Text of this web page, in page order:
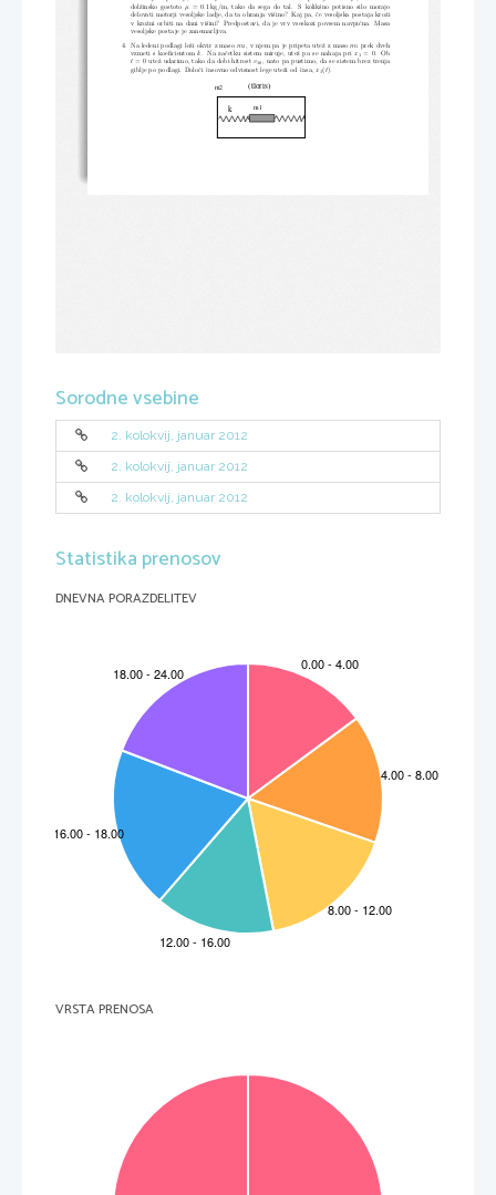
dolˇzinsko  gostoto μ =  0 1 kg /m,  tako  da  sega  do  tal.   S  kolikˇsno  potisno  silo  morajo
delovati motorji vesoljske ladje, da ta ohranja viˇsino?  Kaj pa, ˇce vesoljska postaja kroˇzi
v kroˇzni orbiti na dani viˇsini?  Predpostavi, da je vrv vseskozi povsem navpiˇcna.  Masa
vesoljske postaje je zanemarljiva.
4.  Na ledeni podlagi leˇzi okvir z maso m2 , v njem pa je pripeta uteˇz z maso m1
prek dveh
vzmeti s koeficientom k .  Na zaˇcetku sistem miruje,  uteˇz pa se nahaja pri x 1 = 0.  Ob
t = 0 uteˇz udarimo, tako da dobi hitrost v10 , nato pa pustimo, da se sistem brez trenja
giblje po podlagi.  Doloˇci ˇcasovno odvisnost lege uteˇzi od ˇcasa, x 1(t).
(tloris)
k m1
m2
Sorodne vsebine
2. kolokvij, januar 2012
2. kolokvij, januar 2012
2. kolokvij, januar 2012
Statistika prenosov
DNEVNA PORAZDELITEV
VRSTA PRENOSA